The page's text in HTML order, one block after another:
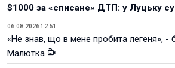
$1000 за «списане» ДТП: у Луцьку
06.08.2026 12:51
«Не знав, що в мене пробита легеня», -
Малютка